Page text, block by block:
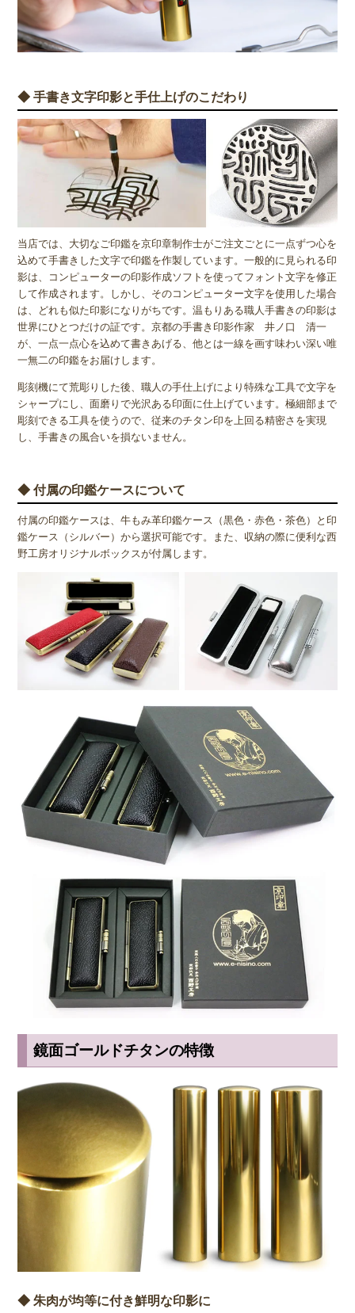
◆ 手書き文字印影と手仕上げのこだわり
当店では、大切なご印鑑を京印章制作士がご注文ごとに一点ずつ心を
込めて手書きした文字で印鑑を作製しています。一般的に見られる印
影は、コンピューターの印影作成ソフトを使ってフォント文字を修正
して作成されます。しかし、そのコンピューター文字を使用した場合
は、どれも似た印影になりがちです。温もりある職人手書きの印影は
世界にひとつだけの証です。京都の手書き印影作家 井ノ口 清一
が、一点一点心を込めて書きあげる、他とは一線を画す味わい深い唯
一無二の印鑑をお届けします。
彫刻機にて荒彫りした後、職人の手仕上げにより特殊な工具で文字を
シャープにし、面磨りで光沢ある印面に仕上げています。極細部まで
彫刻できる工具を使うので、従来のチタン印を上回る精密さを実現
し、手書きの風合いを損ないません。
◆ 付属の印鑑ケースについて
付属の印鑑ケースは、牛もみ革印鑑ケース（黒色・赤色・茶色）と印
鑑ケース（シルバー）から選択可能です。また、収納の際に便利な西
野工房オリジナルボックスが付属します。
鏡面ゴールドチタンの特徴
◆ 朱肉が均等に付き鮮明な印影に